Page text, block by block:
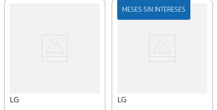
LG
MESES SIN INTERESES
LG